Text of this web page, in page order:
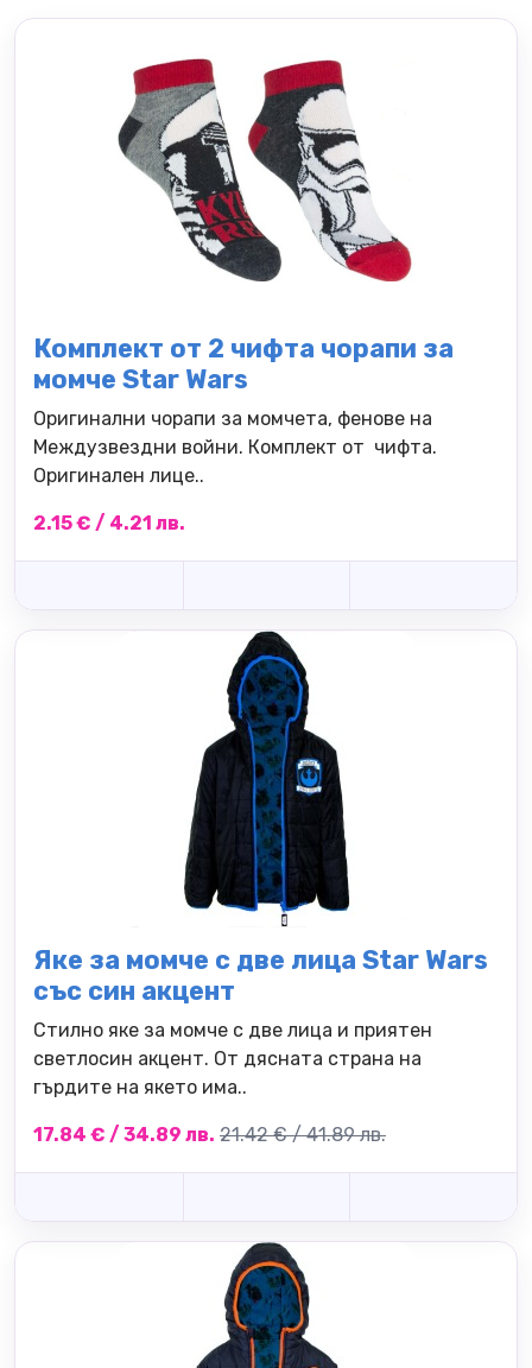
Комплект от 2 чифта чорапи за
момче Star Wars
Оригинални чорапи за момчета, фенове на
Междузвездни войни. Комплект от чифта.
Оригинален лице..
2.15 € / 4.21 лв.
Яке за момче с две лица Star Wars
със син акцент
Стилно яке за момче с две лица и приятен
светлосин акцент. От дясната страна на
гърдите на якето има..
17.84 € / 34.89 лв. 21.42 € / 41.89 лв.